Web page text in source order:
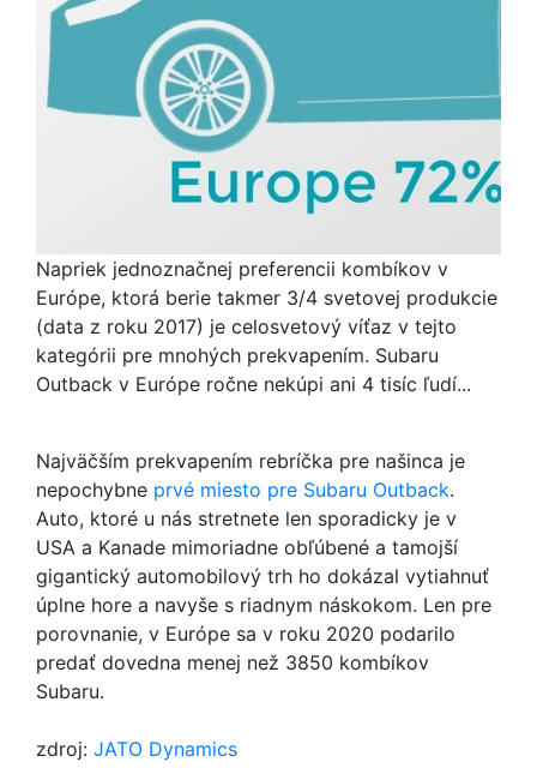
Napriek jednoznačnej preferencii kombíkov v
Európe, ktorá berie takmer 3/4 svetovej produkcie
(data z roku 2017) je celosvetový víťaz v tejto
kategórii pre mnohých prekvapením. Subaru
Outback v Európe ročne nekúpi ani 4 tisíc ľudí...
Najväčším prekvapením rebríčka pre našinca je
nepochybne prvé miesto pre Subaru Outback.
Auto, ktoré u nás stretnete len sporadicky je v
USA a Kanade mimoriadne obľúbené a tamojší
gigantický automobilový trh ho dokázal vytiahnuť
úplne hore a navyše s riadnym náskokom. Len pre
porovnanie, v Európe sa v roku 2020 podarilo
predať dovedna menej než 3850 kombíkov
Subaru.
zdroj: JATO Dynamics